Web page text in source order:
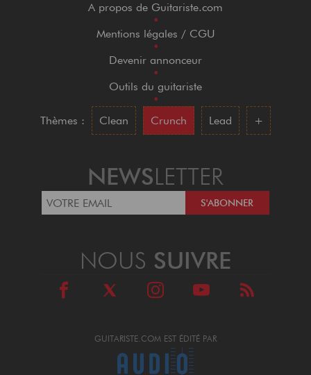
A propos de Guitariste.com
•
Mentions légales / CGU
•
Devenir annonceur
•
Outils du guitariste
•
Thèmes :
Clean Crunch Lead +
NEWSLETTER
GUITARISTE.COM EST ÉDITÉ PAR
NOUS SUIVRE